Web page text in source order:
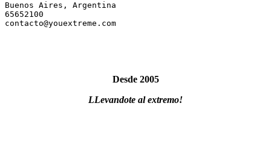
Buenos Aires, Argentina
65652100
Desde 2005
LLevandote al extremo!